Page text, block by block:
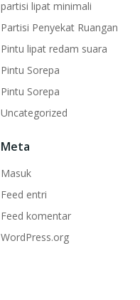
partisi lipat minimali
Partisi Penyekat Ruangan
Pintu lipat redam suara
Pintu Sorepa
Pintu Sorepa
Uncategorized
Meta
Masuk
Feed entri
Feed komentar
WordPress.org